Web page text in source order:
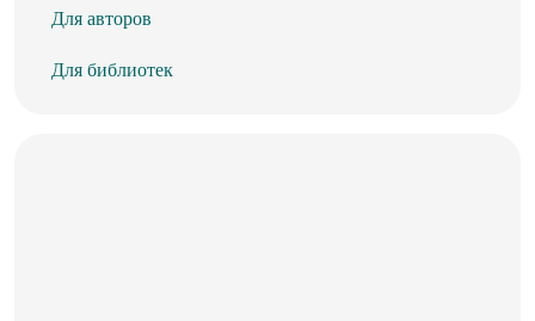
Для авторов
Для библиотек